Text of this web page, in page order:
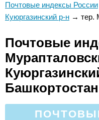
Почтовые индексы России
Куюргазинский р-н → тер.
Почтовые
Башкортостан